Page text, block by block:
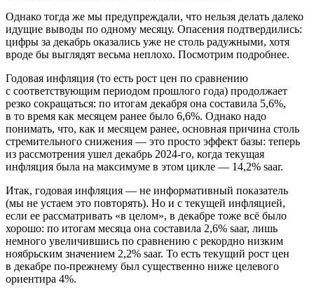
Однако тогда же мы предупреждали, что нельзя делать далеко
идущие выводы по одному месяцу. Опасения подтвердились:
цифры за декабрь оказались уже не столь радужными, хотя
вроде бы выглядят весьма неплохо. Посмотрим подробнее.
Годовая инфляция (то есть рост цен по сравнению
с соответствующим периодом прошлого года) продолжает
резко сокращаться: по итогам декабря она составила 5,6%,
в то время как месяцем ранее было 6,6%. Однако надо
понимать, что, как и месяцем ранее, основная причина столь
стремительного снижения — это просто эффект базы: теперь
из рассмотрения ушел декабрь 2024-го, когда текущая
инфляция была на максимуме в этом цикле — 14,2% saar.
Итак, годовая инфляция — не информативный показатель
(мы не устаем это повторять). Но и с текущей инфляцией,
если ее рассматривать «в целом», в декабре тоже всё было
хорошо: по итогам месяца она составила 2,6% saar, лишь
немного увеличившись по сравнению с рекордно низким
ноябрьским значением 2,2% saar. То есть текущий рост цен
в декабре по-прежнему был существенно ниже целевого
ориентира 4%.